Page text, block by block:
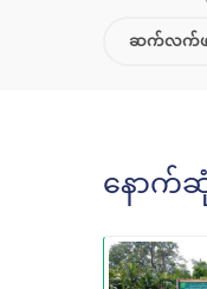
ဆက်လက်ဖ
နောက်ဆုံ